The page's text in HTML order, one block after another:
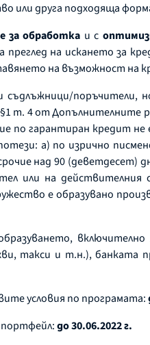
или друга подходяща
за обработка и с
преглед на искането за
на възможност на
поръчители,
§1 т. 4 от
по гарантиран кредит
а) по изрично
над 90 (деветдесет)
или на
е образувано
такси и т.н.), банката
условия по програмата:
портфейл:до 30.06.2022 г.